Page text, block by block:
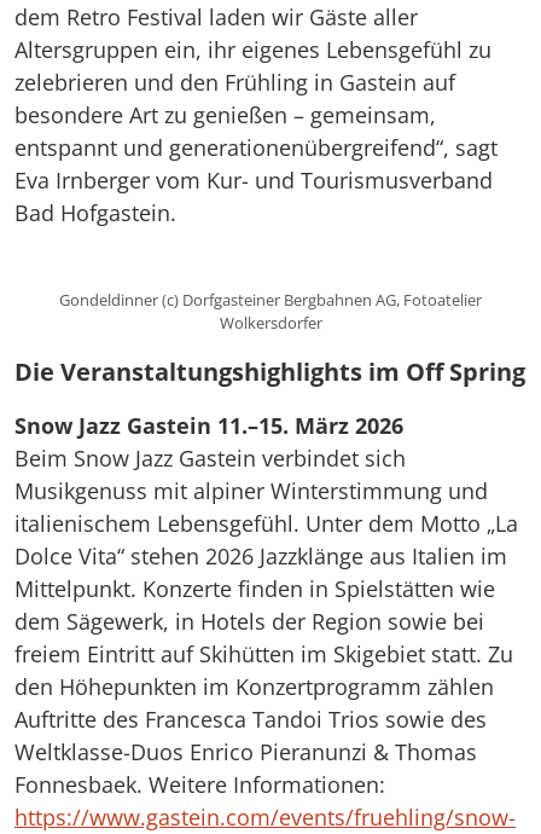
dem Retro Festival laden wir Gäste aller
Altersgruppen ein, ihr eigenes Lebensgefühl zu
zelebrieren und den Frühling in Gastein auf
besondere Art zu genießen – gemeinsam,
entspannt und generationenübergreifend“, sagt
Eva Irnberger vom Kur- und Tourismusverband
Bad Hofgastein.
Gondeldinner (c) Dorfgasteiner Bergbahnen AG, Fotoatelier
Wolkersdorfer
Die Veranstaltungshighlights im Off Spring
Snow Jazz Gastein 11.–15. März 2026
Beim Snow Jazz Gastein verbindet sich
Musikgenuss mit alpiner Winterstimmung und
italienischem Lebensgefühl. Unter dem Motto „La
Dolce Vita“ stehen 2026 Jazzklänge aus Italien im
Mittelpunkt. Konzerte finden in Spielstätten wie
dem Sägewerk, in Hotels der Region sowie bei
freiem Eintritt auf Skihütten im Skigebiet statt. Zu
den Höhepunkten im Konzertprogramm zählen
Auftritte des Francesca Tandoi Trios sowie des
Weltklasse-Duos Enrico Pieranunzi & Thomas
Fonnesbaek. Weitere Informationen:
https://www.gastein.com/events/fruehling/snow-